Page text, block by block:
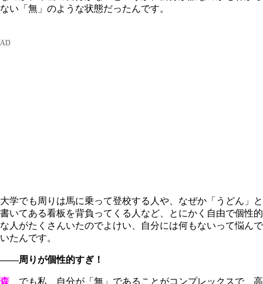
ない「無」のような状態だったんです。
大学でも周りは馬に乗って登校する人や、なぜか「うどん」と
書いてある看板を背負ってくる人など、とにかく自由で個性的
な人がたくさんいたのでよけい、自分には何もないって悩んで
いたんです。
――周りが個性的すぎ！
森 でも私、自分が「無」であることがコンプレックスで、高